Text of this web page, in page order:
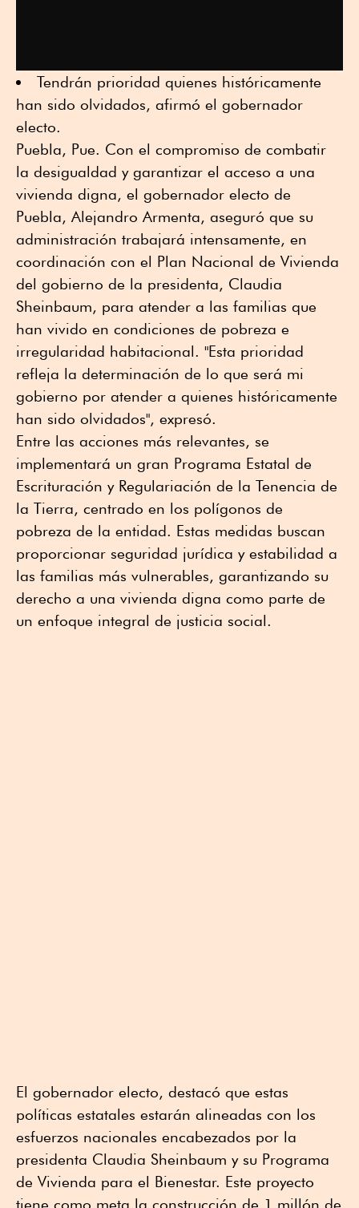
Tendrán prioridad quienes históricamente
han sido olvidados, afirmó el gobernador
electo.
Puebla, Pue. Con el compromiso de combatir
la desigualdad y garantizar el acceso a una
vivienda digna, el gobernador electo de
Puebla, Alejandro Armenta, aseguró que su
administración trabajará intensamente, en
coordinación con el Plan Nacional de Vivienda
del gobierno de la presidenta, Claudia
Sheinbaum, para atender a las familias que
han vivido en condiciones de pobreza e
irregularidad habitacional. "Esta prioridad
refleja la determinación de lo que será mi
gobierno por atender a quienes históricamente
han sido olvidados", expresó.
Entre las acciones más relevantes, se
implementará un gran Programa Estatal de
Escrituración y Regulariación de la Tenencia de
la Tierra, centrado en los polígonos de
pobreza de la entidad. Estas medidas buscan
proporcionar seguridad jurídica y estabilidad a
las familias más vulnerables, garantizando su
derecho a una vivienda digna como parte de
un enfoque integral de justicia social.
El gobernador electo, destacó que estas
políticas estatales estarán alineadas con los
esfuerzos nacionales encabezados por la
presidenta Claudia Sheinbaum y su Programa
de Vivienda para el Bienestar. Este proyecto
tiene como meta la construcción de 1 millón de